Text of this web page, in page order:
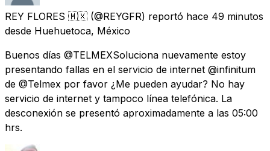
REY FLORES 🇲🇽 (@REYGFR) reportó hace 49 minutos
desde Huehuetoca, México
Buenos días @TELMEXSoluciona nuevamente estoy
presentando fallas en el servicio de internet @infinitum
de @Telmex por favor ¿Me pueden ayudar? No hay
servicio de internet y tampoco línea telefónica. La
desconexión se presentó aproximadamente a las 05:00
hrs.